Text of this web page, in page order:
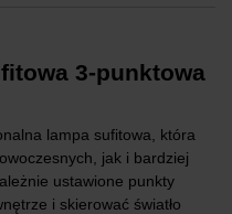
3-punktowa
lampa sufitowa, która
jak i bardziej
ustawione punkty
i skierować światło